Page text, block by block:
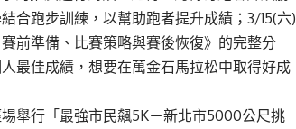
合跑步訓練，以幫助跑者提升成績；3/15(六)
前準備、比賽策略與賽後恢復》的完整分
最佳成績，想要在萬金石馬拉松中取得好成
舉行「最強市民飆5K－新北市5000公尺挑